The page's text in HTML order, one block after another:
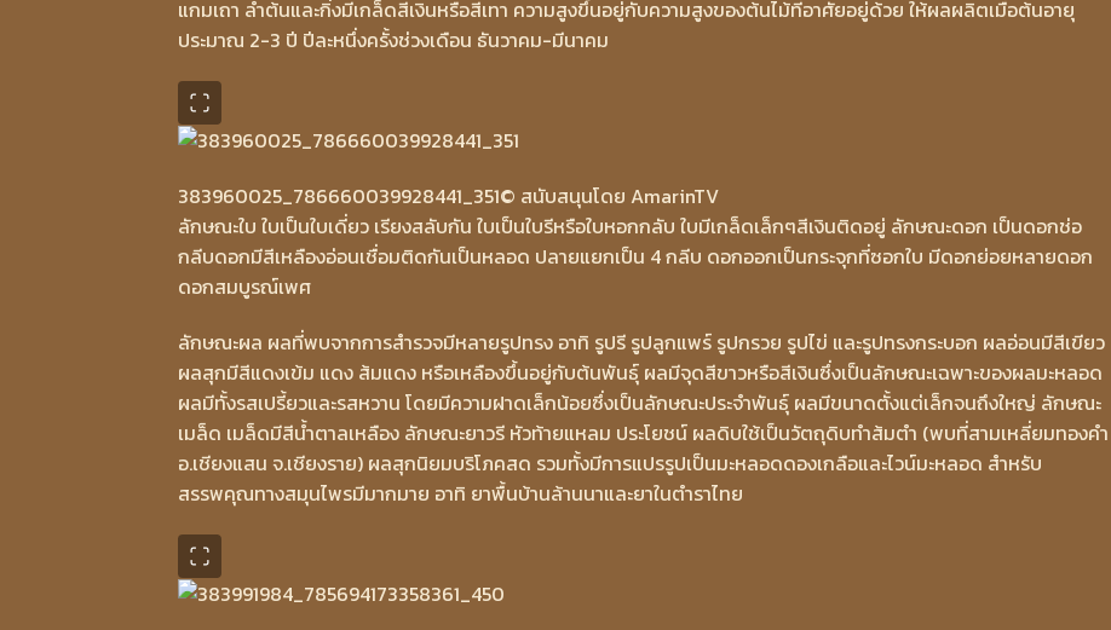
แกมเถา ลำต้นและกิ่งมีเกล็ดสีเงินหรือสีเทา ความสูงขึ้นอยู่กับความสูงของต้นไม้ที่อาศัยอยู่ด้วย ให้ผลผลิตเมื่อต้นอายุ
ประมาณ 2-3 ปี ปีละหนึ่งครั้งช่วงเดือน ธันวาคม-มีนาคม
383960025_786660039928441_351© สนับสนุนโดย AmarinTV
ลักษณะใบ ใบเป็นใบเดี่ยว เรียงสลับกัน ใบเป็นใบรีหรือใบหอกกลับ ใบมีเกล็ดเล็กๆสีเงินติดอยู่ ลักษณะดอก เป็นดอกช่อ
กลีบดอกมีสีเหลืองอ่อนเชื่อมติดกันเป็นหลอด ปลายแยกเป็น 4 กลีบ ดอกออกเป็นกระจุกที่ซอกใบ มีดอกย่อยหลายดอก
ดอกสมบูรณ์เพศ
ลักษณะผล ผลที่พบจากการสำรวจมีหลายรูปทรง อาทิ รูปรี รูปลูกแพร์ รูปกรวย รูปไข่ และรูปทรงกระบอก ผลอ่อนมีสีเขียว
ผลสุกมีสีแดงเข้ม แดง ส้มแดง หรือเหลืองขึ้นอยู่กับต้นพันธุ์ ผลมีจุดสีขาวหรือสีเงินซึ่งเป็นลักษณะเฉพาะของผลมะหลอด
ผลมีทั้งรสเปรี้ยวและรสหวาน โดยมีความฝาดเล็กน้อยซึ่งเป็นลักษณะประจำพันธุ์ ผลมีขนาดตั้งแต่เล็กจนถึงใหญ่ ลักษณะ
เมล็ด เมล็ดมีสีน้ำตาลเหลือง ลักษณะยาวรี หัวท้ายแหลม ประโยชน์ ผลดิบใช้เป็นวัตถุดิบทำส้มตำ (พบที่สามเหลี่ยมทองคำ
อ.เชียงแสน จ.เชียงราย) ผลสุกนิยมบริโภคสด รวมทั้งมีการแปรรูปเป็นมะหลอดดองเกลือและไวน์มะหลอด สำหรับ
สรรพคุณทางสมุนไพรมีมากมาย อาทิ ยาพื้นบ้านล้านนาและยาในตำราไทย